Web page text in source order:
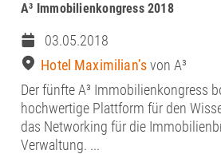
A³ Immobilienkongress 2018
03.05.2018
Hotel Maximilian’svon A³
Der fünfte A³ Immobilienkongress
hochwertige Plattform für den
das Networking für die
Verwaltung. ...